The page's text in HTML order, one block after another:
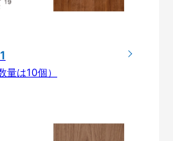
は10個）